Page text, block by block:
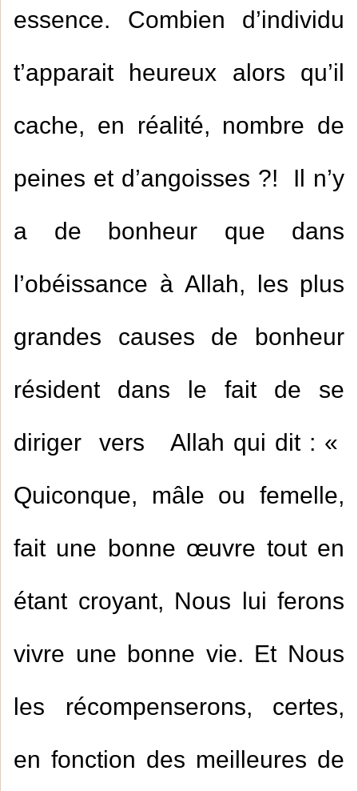
essence. Combien d’individu
t’apparait heureux alors qu’il
cache, en réalité, nombre de
peines et d’angoisses ?! Il n’y
a de bonheur que dans
l’obéissance à Allah, les plus
grandes causes de bonheur
résident dans le fait de se
diriger vers Allah qui dit : «
Quiconque, mâle ou femelle,
fait une bonne œuvre tout en
étant croyant, Nous lui ferons
vivre une bonne vie. Et Nous
les récompenserons, certes,
en fonction des meilleures de